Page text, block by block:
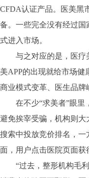
CFDA认证产品。医美黑
备。一些完全没有经过
式进入市场。
与之对应的是，医疗美
美APP的出现就给市场
商业模式变革、医生品
在不少“求美者”眼里
避免挨宰受骗，机构则
搜索中投放竞价排名，
面，用户点击医院页面
“过去，整形机构毛利